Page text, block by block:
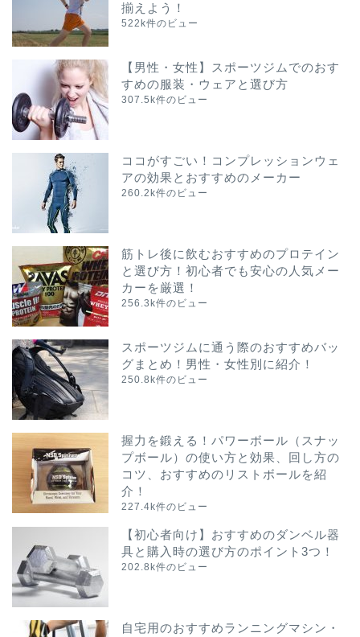
揃えよう！
522k件のビュー
【男性・女性】スポーツジムでのおす
すめの服装・ウェアと選び方
307.5k件のビュー
ココがすごい！コンプレッションウェ
アの効果とおすすめのメーカー
260.2k件のビュー
筋トレ後に飲むおすすめのプロテイン
と選び方！初心者でも安心の人気メー
カーを厳選！
256.3k件のビュー
スポーツジムに通う際のおすすめバッ
グまとめ！男性・女性別に紹介！
250.8k件のビュー
握力を鍛える！パワーボール（スナッ
プボール）の使い方と効果、回し方の
コツ、おすすめのリストボールを紹
介！
227.4k件のビュー
【初心者向け】おすすめのダンベル器
具と購入時の選び方のポイント3つ！
202.8k件のビュー
自宅用のおすすめランニングマシン・